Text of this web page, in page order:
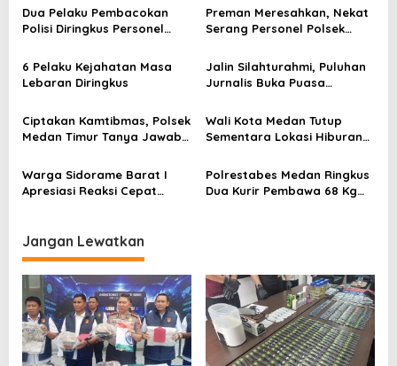
s
p
s
Dua Pelaku Pembacokan
Polisi Diringkus Personel
Preman Meresahkan, Nekat
Serang Personel Polsek
6 Pelaku Kejahatan Masa
Lebaran Diringkus
Jalin Silahturahmi, Puluhan
Jurnalis Buka Puasa
Ciptakan Kamtibmas, Polsek
Medan Timur Tanya Jawab
Wali Kota Medan Tutup
Sementara Lokasi Hiburan
Warga Sidorame Barat I
Apresiasi Reaksi Cepat
Polrestabes Medan Ringkus
Dua Kurir Pembawa 68 Kg
Jangan Lewatkan